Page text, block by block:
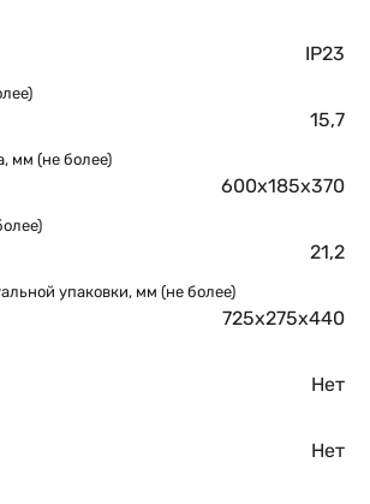
IP23
15,7
мм (не более)
600х185х370
21,2
упаковки, мм (не более)
725х275х440
Нет
Нет